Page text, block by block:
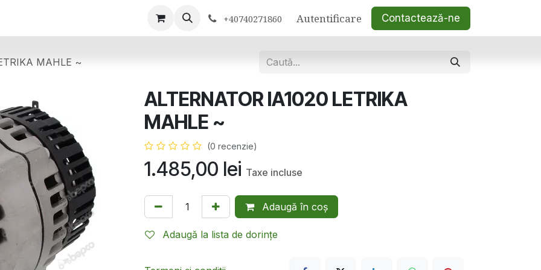
+40740271860 Autentificare Contactează-ne
MAHLE ~
ALTERNATOR IA1020 LETRIKA
MAHLE ~
(0 recenzie)
1.485,00 lei Taxe incluse
Adaugă în coș
Adaugă la lista de dorințe